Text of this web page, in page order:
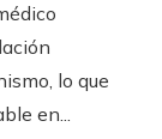
lo que
en...